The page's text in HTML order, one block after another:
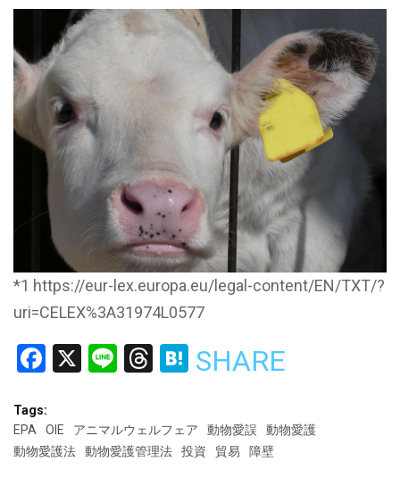
*1 https://eur-lex.europa.eu/legal-content/EN/TXT/?
uri=CELEX%3A31974L0577
Facebook
X LineThreads
Hatena
SHARE
Tags:
EPA
OIE アニマルウェルフェア 動物愛誤
動物愛護
動物愛護法
動物愛護管理法 投資 貿易 障壁